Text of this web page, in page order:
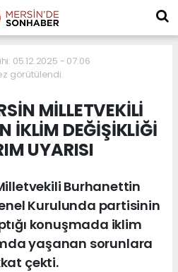
05.12.2025 - 07:06
görütülendi.
MİLLETVEKİLİ
İKLİM DEĞİŞİKLİĞİ
UYARISI
Burhanettin
Kurulunda partisinin
konuşmada iklim
yaşanan sorunlara
çekti.